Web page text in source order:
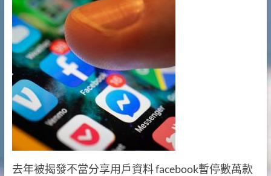
服
務
去年被揭發不當分享用戶資料 facebook暫停數萬款